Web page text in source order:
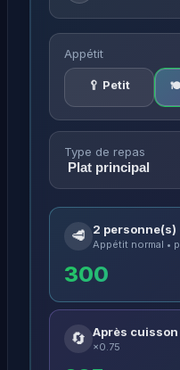
Appétit
🥄 Petit
Type de repas
🥩 2 personne(s)
Appétit normal •
300
🔄 Après cuisson
×0.75